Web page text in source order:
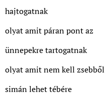
hajtogatnak
olyat amit páran pont az
ünnepekre tartogatnak
olyat amit nem kell zsebből
simán lehet tébére